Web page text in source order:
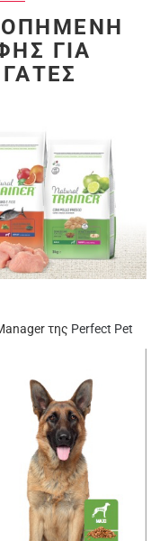
ΓΙΑ
της Perfect Pet